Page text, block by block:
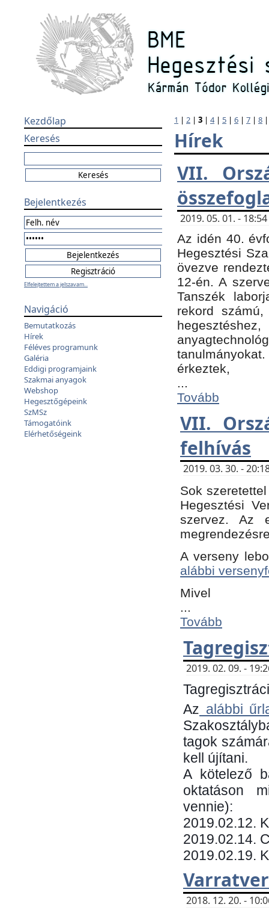
Kezdőlap
Keresés
Bejelentkezés
Elfelejtettem a jelszavam...
Navigáció
Bemutatkozás
Hírek
Féléves programunk
Galéria
Eddigi programjaink
Szakmai anyagok
Webshop
Hegesztőgépeink
SzMSz
Támogatóink
Elérhetőségeink
1 | 2 | 3 | 4| 5 | 6 | 7 | 8
Hírek
VII.
2019. 05. 01. -
Az idén 40.
Hegesztési
övezve
12-én. A
Tanszék
rekord
érkeztek,
...
Tovább
VII.
felhívás
2019. 03. 30. -
Sok
Hegesztési
szervez. Az
A verseny
alábbi
Mivel
...
Tovább
2019. 02. 09. -
Az alábbi
tagok
kell újítani.
​A kötelező
oktatáson
vennie):
​2019.02.12.
2019.02.14.
2019.02.19.
2018. 12. 20. -